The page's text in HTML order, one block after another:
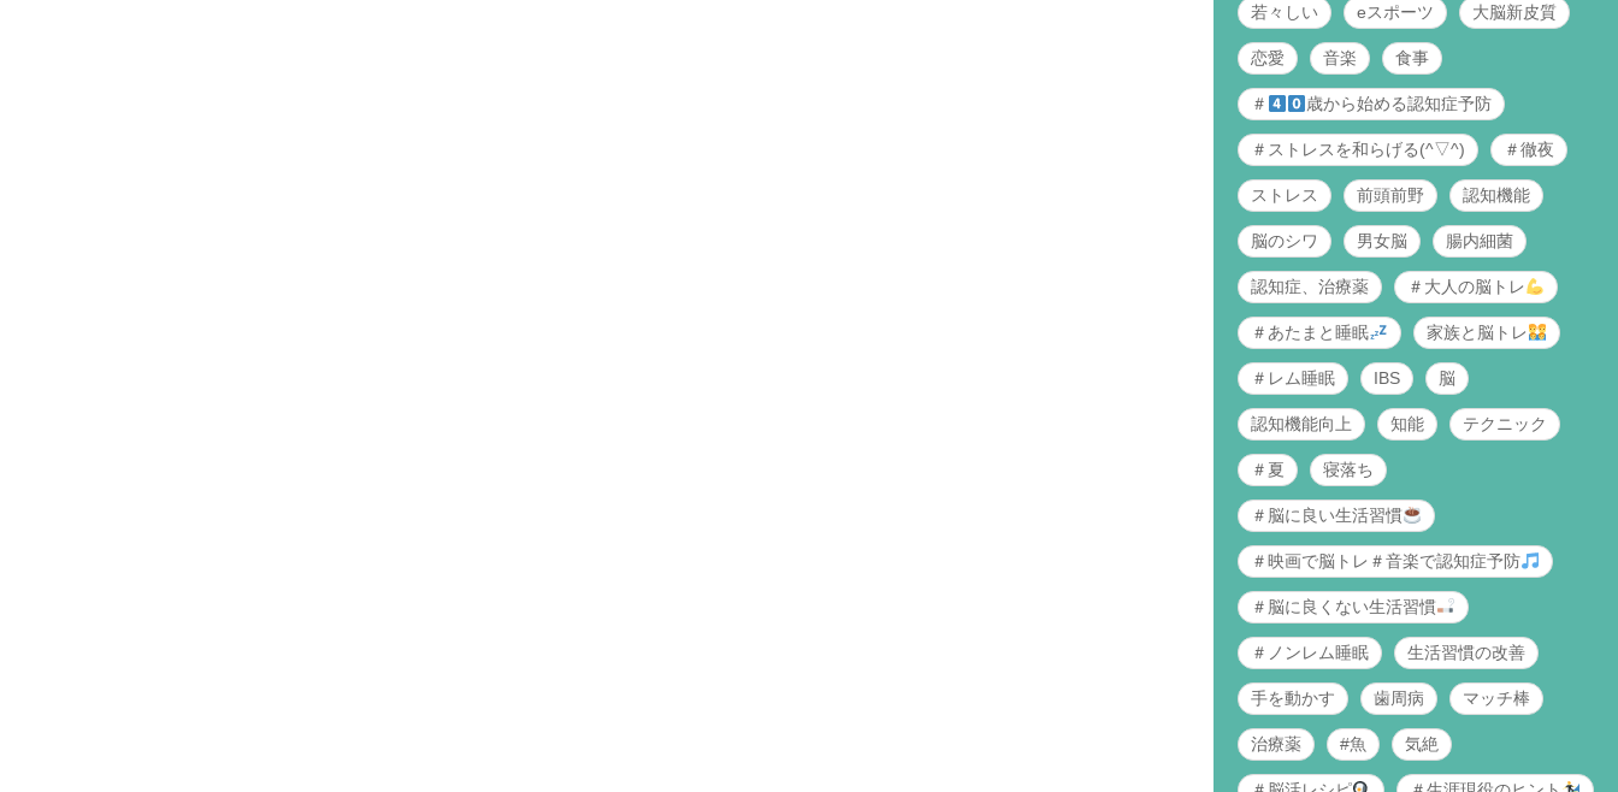
若々しい eスポーツ 大脳新皮質
恋愛 音楽 食事
＃ 歳から始める認知症予防
＃ストレスを和らげる(^▽^) ＃徹夜
ストレス 前頭前野 認知機能
脳のシワ 男女脳 腸内細菌
認知症、治療薬 ＃大人の脳トレ
＃あたまと睡眠 家族と脳トレ
＃レム睡眠 IBS 脳
認知機能向上 知能 テクニック
＃夏 寝落ち
＃脳に良い生活習慣
＃映画で脳トレ＃音楽で認知症予防
＃脳に良くない生活習慣
＃ノンレム睡眠 生活習慣の改善
手を動かす 歯周病 マッチ棒
治療薬 #魚 気絶